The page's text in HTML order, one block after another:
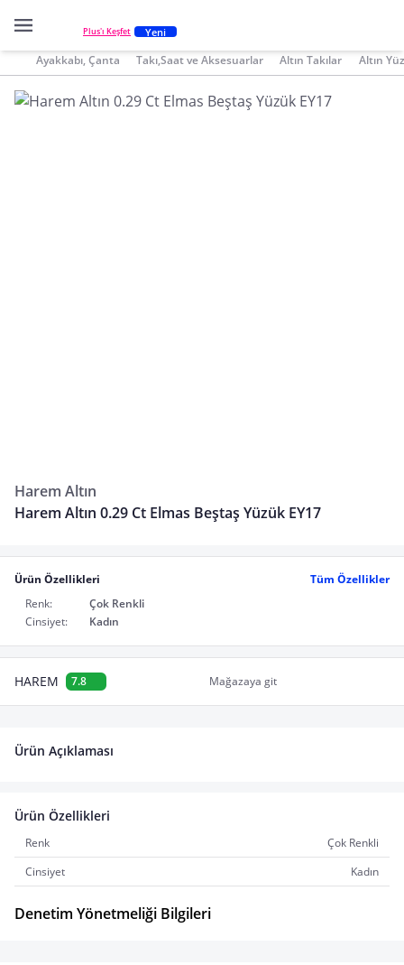
Plus'ı Keşfet Yeni
Ayakkabı, Çanta Takı,Saat ve Aksesuarlar Altın Takılar Altın
Harem Altın
Harem Altın 0.29 Ct Elmas Beştaş Yüzük EY17
Ürün Özellikleri
Tüm Özellikler
Renk:
Çok Renkli
Cinsiyet:
Kadın
HAREM 7.8 Mağazaya git
Ürün Açıklaması
Ürün Özellikleri
Renk
Çok Renkli
Cinsiyet
Kadın
Denetim Yönetmeliği Bilgileri